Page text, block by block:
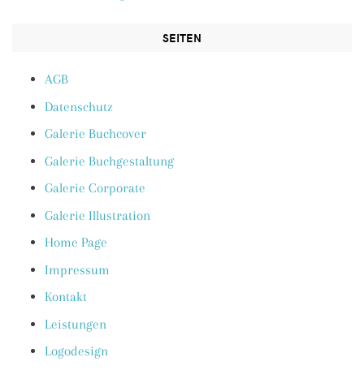
SEITEN
AGB
Datenschutz
Galerie Buchcover
Galerie Buchgestaltung
Galerie Corporate
Galerie Illustration
Home Page
Impressum
Kontakt
Leistungen
Logodesign